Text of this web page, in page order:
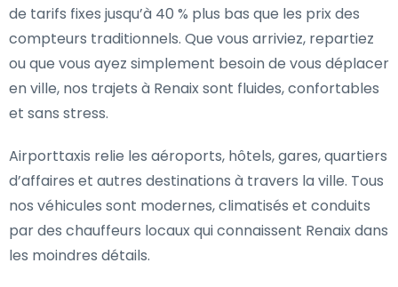
de tarifs fixes jusqu’à 40 % plus bas que les prix des
compteurs traditionnels. Que vous arriviez, repartiez
ou que vous ayez simplement besoin de vous déplacer
en ville, nos trajets à Renaix sont fluides, confortables
et sans stress.
Airporttaxis relie les aéroports, hôtels, gares, quartiers
d’affaires et autres destinations à travers la ville. Tous
nos véhicules sont modernes, climatisés et conduits
par des chauffeurs locaux qui connaissent Renaix dans
les moindres détails.